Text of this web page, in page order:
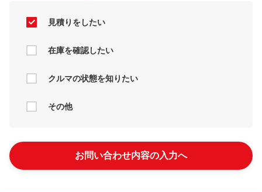
見積りをしたい
在庫を確認したい
クルマの状態を知りたい
その他
お問い合わせ内容の入力へ